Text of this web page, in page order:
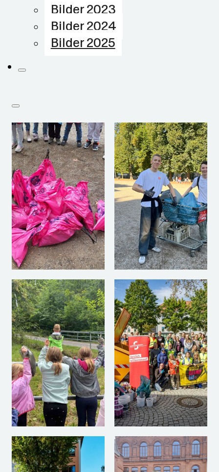
Bilder 2023
Bilder 2024
Bilder 2025